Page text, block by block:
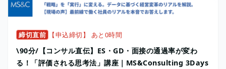
締切直前 【申込締切】 あと0時間
\90分/【コンサル直伝】ES・GD・面接の通過率が変わ
る！「評価される思考法」講座｜MS&Consulting 3Days